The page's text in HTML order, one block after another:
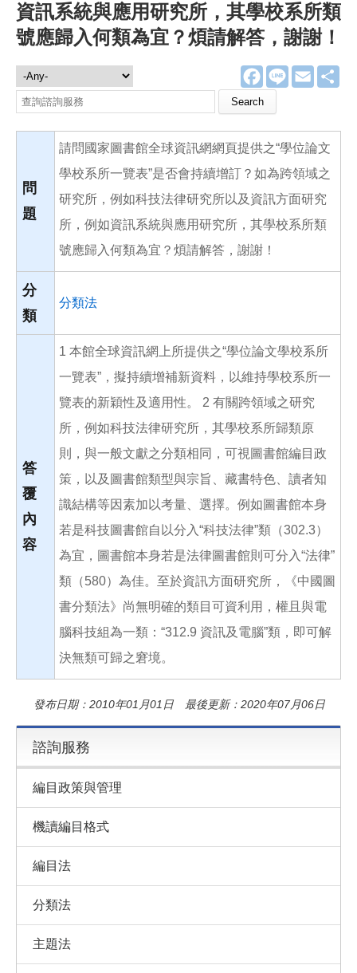
資訊系統與應用研究所，其學校系所類
號應歸入何類為宜？煩請解答，謝謝！
F
a
e
o
o
L
E
m
諮詢服務
Search this site
問
題
請問國家圖書館全球資訊網網頁提供之“學位論文
學校系所一覽表”是否會持續增訂？如為跨領域之
研究所，例如科技法律研究所以及資訊方面研究
所，例如資訊系統與應用研究所，其學校系所類
號應歸入何類為宜？煩請解答，謝謝！
分
類
分類法
答
覆
內
容
1 本館全球資訊網上所提供之“學位論文學校系所
一覽表”，擬持續增補新資料，以維持學校系所一
覽表的新穎性及適用性。 2 有關跨領域之研究
所，例如科技法律研究所，其學校系所歸類原
則，與一般文獻之分類相同，可視圖書館編目政
策，以及圖書館類型與宗旨、藏書特色、讀者知
識結構等因素加以考量、選擇。例如圖書館本身
若是科技圖書館自以分入“科技法律”類（302.3）
為宜，圖書館本身若是法律圖書館則可分入“法律”
類（580）為佳。至於資訊方面研究所，《中國圖
書分類法》尚無明確的類目可資利用，權且與電
腦科技組為一類：“312.9 資訊及電腦”類，即可解
決無類可歸之窘境。
發布日期：2010年01月01日 最後更新：2020年07月06日
諮詢服務
編目政策與管理
機讀編目格式
編目法
分類法
主題法